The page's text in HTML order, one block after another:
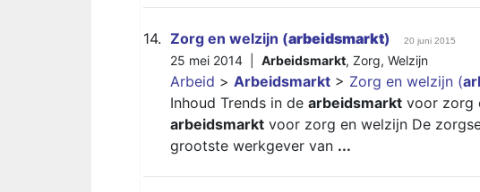
14. Zorg en welzijn (arbeidsmarkt) 20 juni 2015
25 mei 2014 | Arbeidsmarkt, Zorg, Welzijn
Arbeid > Arbeidsmarkt > Zorg en welzijn (
Inhoud Trends in de arbeidsmarkt voor zorg
arbeidsmarkt voor zorg en welzijn De
grootste werkgever van ...